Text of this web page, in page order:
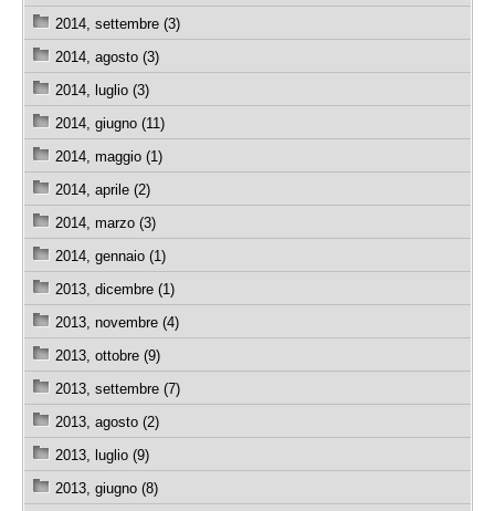
2014, settembre (3)
2014, agosto (3)
2014, luglio (3)
2014, giugno (11)
2014, maggio (1)
2014, aprile (2)
2014, marzo (3)
2014, gennaio (1)
2013, dicembre (1)
2013, novembre (4)
2013, ottobre (9)
2013, settembre (7)
2013, agosto (2)
2013, luglio (9)
2013, giugno (8)